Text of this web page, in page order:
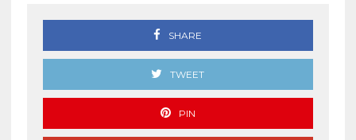
SHARE
TWEET
PIN